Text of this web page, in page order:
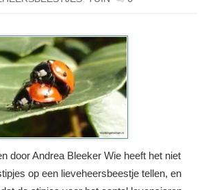
door Andrea Bleeker Wie heeft het niet
op een lieveheersbeestje tellen, en